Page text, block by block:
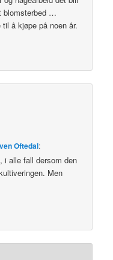
blomsterbed …
å kjøpe på noen år.
Oftedal:
i alle fall dersom den
Men